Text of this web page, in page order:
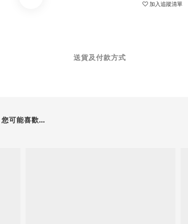
加入追蹤清單
送貨及付款方式
您可能喜歡...